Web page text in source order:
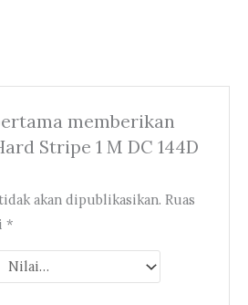
memberikan
Stripe 1 M DC 144D
akan dipublikasikan. Ruas
*